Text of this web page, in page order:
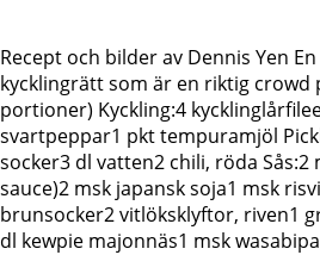
Recept och bilder av Dennis Yen
kycklingrätt som är en riktig crowd
portioner) Kyckling:4
svartpeppar1 pkt tempuramjöl
socker3 dl vatten2 chili, röda Sås:2
sauce)2 msk japansk soja1 msk
brunsocker2 vitlöksklyftor, riven1
dl kewpie majonnäs1 msk